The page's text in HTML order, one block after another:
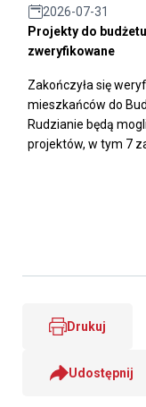
2026-07-31
Projekty do
zweryfikowane
Zakończyła się
mieszkańców do
Rudzianie będą
projektów, w tym 7
Drukuj
Udostępnij